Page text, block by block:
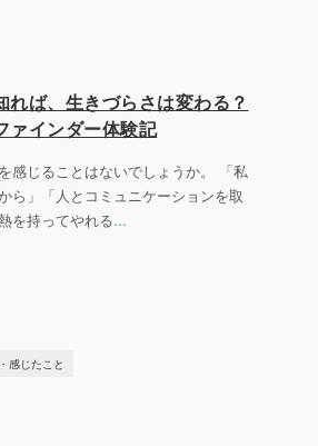
れば、生きづらさは変わる？
ァインダー体験記
感じることはないでしょうか。 「私
ら」「人とコミュニケーションを取
を持ってやれる...
感じたこと